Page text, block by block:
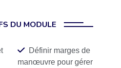
DU MODULE
Définir marges de
manœuvre pour gérer